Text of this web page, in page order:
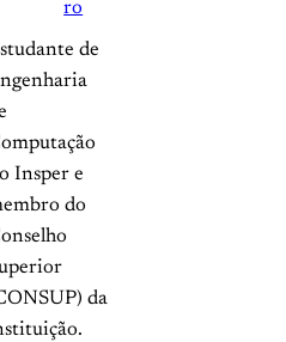
ro
de
Insper e
do
da